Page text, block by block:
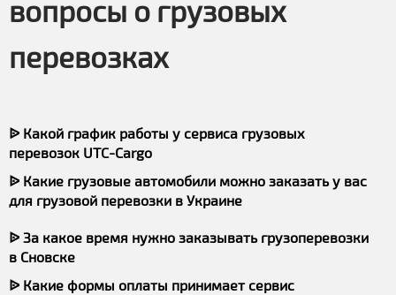
вопросы о грузовых
перевозках
ᐉ Какой график работы у сервиса грузовых
перевозок UTC-Cargo
ᐉ Какие грузовые автомобили можно заказать у вас
для грузовой перевозки в Украине
ᐉ За какое время нужно заказывать грузоперевозки
в Сновске
ᐉ Какие формы оплаты принимает сервис